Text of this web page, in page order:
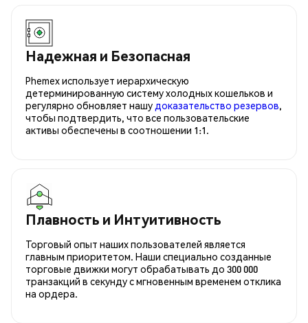
Надежная и Безопасная
Phemex использует иерархическую
детерминированную систему холодных кошельков и
регулярно обновляет нашу доказательство резервов,
чтобы подтвердить, что все пользовательские
активы обеспечены в соотношении 1:1.
Плавность и Интуитивность
Торговый опыт наших пользователей является
главным приоритетом. Наши специально созданные
торговые движки могут обрабатывать до 300 000
транзакций в секунду с мгновенным временем отклика
на ордера.